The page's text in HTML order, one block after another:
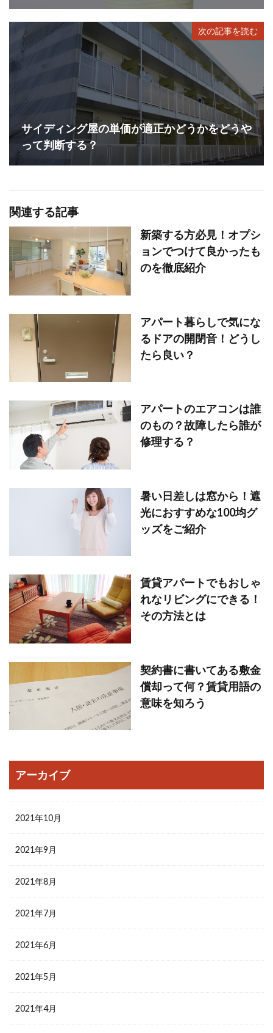
次の記事を読む
サイディング屋の単価が適正かどうかをどうや
って判断する？
関連する記事
新築する方必見！オプシ
ョンでつけて良かったも
のを徹底紹介
アパート暮らしで気にな
るドアの開閉音！どうし
たら良い？
アパートのエアコンは誰
のもの？故障したら誰が
修理する？
暑い日差しは窓から！遮
光におすすめな100均グ
ッズをご紹介
賃貸アパートでもおしゃ
れなリビングにできる！
その方法とは
契約書に書いてある敷金
償却って何？賃貸用語の
意味を知ろう
アーカイブ
2021年10月
2021年9月
2021年8月
2021年7月
2021年6月
2021年5月
2021年4月